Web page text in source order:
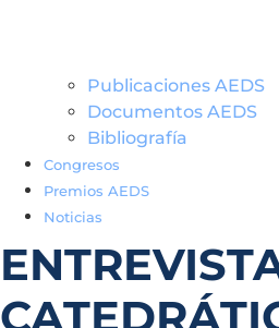
Publicaciones AEDS
Documentos AEDS
Bibliografía
Congresos
Premios AEDS
Noticias